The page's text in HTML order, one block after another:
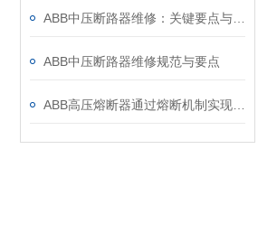
ABB中压断路器维修规范与要点